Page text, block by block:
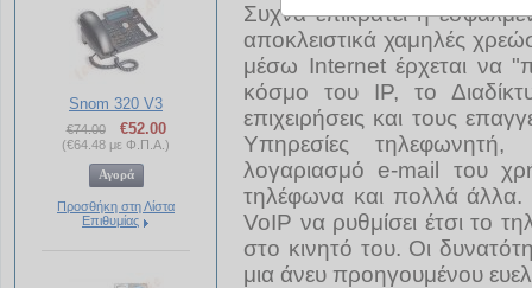
Συχνά επικρατεί η
αποκλειστικά χαμηλές
μέσω Internet έρχεται να
κόσμο του IP, το
επιχειρήσεις και τους
Υπηρεσίες
λογαριασμό e-mail του
τηλέφωνα και πολλά άλλα.
VoIP να ρυθμίσει έτσι το
στο κινητό του. Οι
μια άνευ προηγουμένου
Snom 320 V3
€74.00 €52.00
(€64.48 με Φ.Π.Α.)
Προσθήκη στη Λίστα
Επιθυμίας